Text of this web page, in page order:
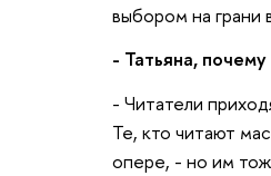
выбором на грани
- Татьяна,
- Читатели
Те, кто читают
опере, - но им